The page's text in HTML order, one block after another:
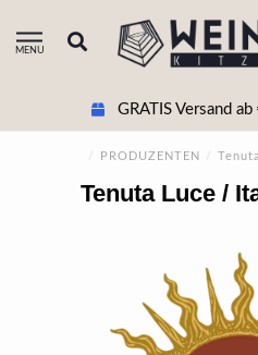
MENU
GRATIS Versand
/ PRODUZENTEN /
Tenuta Luce /